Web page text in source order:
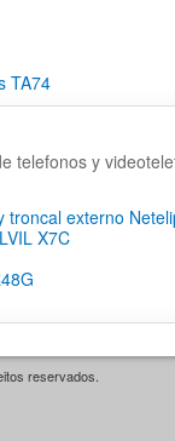
TA74
telefonos y
troncal externo
X7C
reservados.